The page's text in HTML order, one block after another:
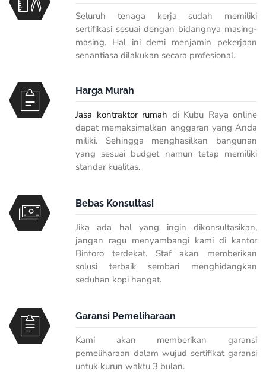
Seluruh tenaga kerja sudah memiliki
sertifikasi sesuai dengan bidangnya masing-
masing. Hal ini demi menjamin pekerjaan
senantiasa dilakukan secara profesional.
Harga Murah
Jasa kontraktor rumah di Kubu Raya online
dapat memaksimalkan anggaran yang Anda
miliki. Sehingga menghasilkan bangunan
yang sesuai budget namun tetap memiliki
standar kualitas.
Bebas Konsultasi
Jika ada hal yang ingin dikonsultasikan,
jangan ragu menyambangi kami di kantor
Bintoro terdekat. Staf akan memberikan
solusi terbaik sembari menghidangkan
seduhan kopi hangat.
Garansi Pemeliharaan
Kami akan memberikan garansi
pemeliharaan dalam wujud sertifikat garansi
untuk kurun waktu 3 bulan.